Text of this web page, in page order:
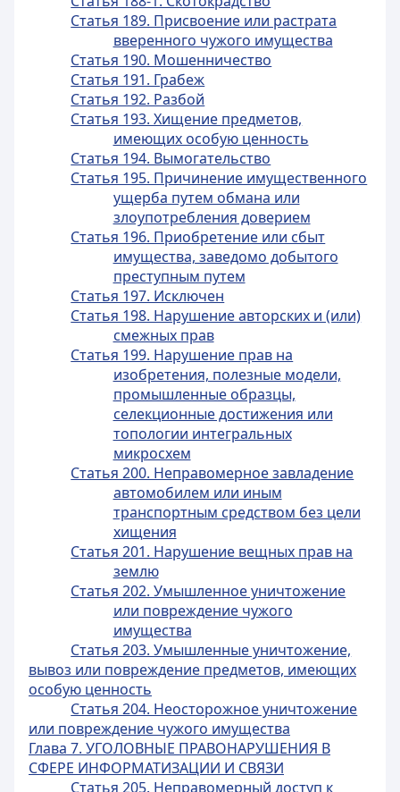
Статья 189. Присвоение или растрата
вверенного чужого имущества
Статья 190. Мошенничество
Статья 191. Грабеж
Статья 192. Разбой
Статья 193. Хищение предметов,
имеющих особую ценность
Статья 194. Вымогательство
Статья 195. Причинение имущественного
ущерба путем обмана или
злоупотребления доверием
Статья 196. Приобретение или сбыт
имущества, заведомо добытого
преступным путем
Статья 197. Исключен
Статья 198. Нарушение авторских и (или)
смежных прав
Статья 199. Нарушение прав на
изобретения, полезные модели,
промышленные образцы,
селекционные достижения или
топологии интегральных
микросхем
Статья 200. Неправомерное завладение
автомобилем или иным
транспортным средством без цели
хищения
Статья 201. Нарушение вещных прав на
землю
Статья 202. Умышленное уничтожение
или повреждение чужого
имущества
Статья 203. Умышленные уничтожение,
вывоз или повреждение предметов, имеющих
особую ценность
Статья 204. Неосторожное уничтожение
или повреждение чужого имущества
Глава 7. УГОЛОВНЫЕ ПРАВОНАРУШЕНИЯ В
СФЕРЕ ИНФОРМАТИЗАЦИИ И СВЯЗИ
Статья 205. Неправомерный доступ к